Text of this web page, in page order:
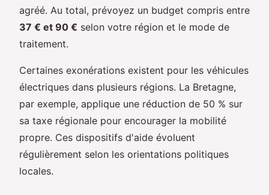
agréé. Au total, prévoyez un budget compris entre
37 € et 90 € selon votre région et le mode de
traitement.
Certaines exonérations existent pour les véhicules
électriques dans plusieurs régions. La Bretagne,
par exemple, applique une réduction de 50 % sur
sa taxe régionale pour encourager la mobilité
propre. Ces dispositifs d'aide évoluent
régulièrement selon les orientations politiques
locales.